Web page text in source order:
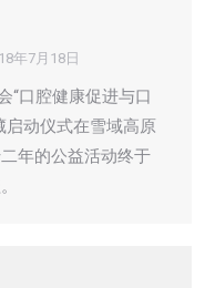
年7月18日
“口腔健康促进与口
启动仪式在雪域高原
年的公益活动终于